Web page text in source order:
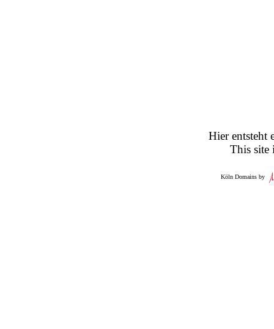
Hier entsteht
This site
Köln Domains by